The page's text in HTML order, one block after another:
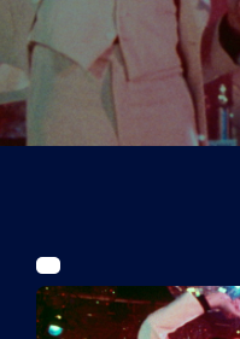
Tickets
Kurier Romy 2026